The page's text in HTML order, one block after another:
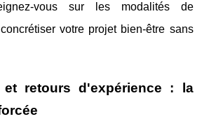
vous sur les modalités de
votre projet bien-être sans
et retours d'expérience : la